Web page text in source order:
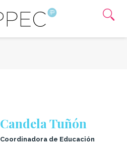
Candela Tuñón
Coordinadora de Educación